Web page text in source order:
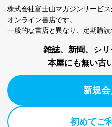
個人情報
に関
トに登録された方
の個人情報
当社
お問
質向
その
※上記の利用目的のうち
なお、6、7については、パ
株式会社富士山マガジンサービス
オンライン書店です。
一般的な書店と異なり、 定期購読
雑誌、新聞、シ
本屋にも無い古
新規
初めてご